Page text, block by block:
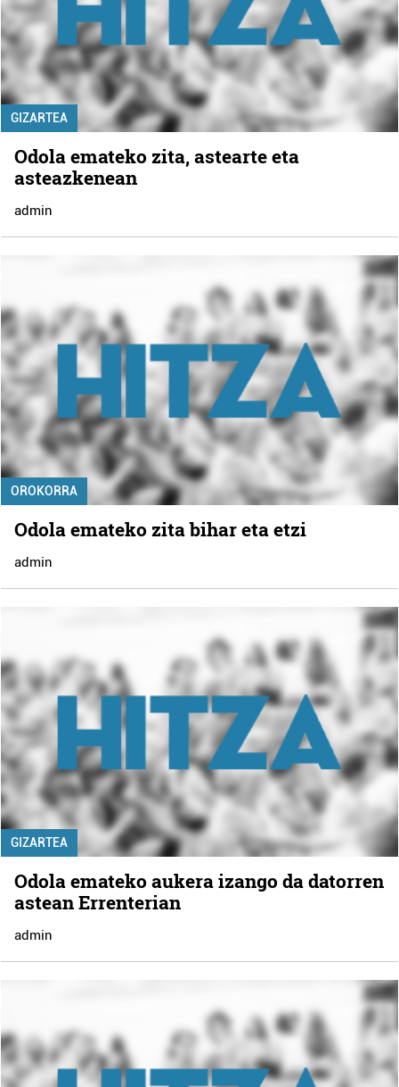
GIZARTEA
Odola emateko zita, astearte eta
asteazkenean
admin
OROKORRA
Odola emateko zita bihar eta etzi
admin
GIZARTEA
Odola emateko aukera izango da datorren
astean Errenterian
admin